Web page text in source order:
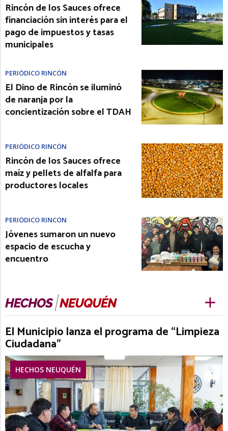
Rincón de los Sauces ofrece
financiación sin interés para el
pago de impuestos y tasas
municipales
PERIÓDICO RINCÓN
El Dino de Rincón se iluminó
de naranja por la
concientización sobre el TDAH
PERIÓDICO RINCÓN
Rincón de los Sauces ofrece
maíz y pellets de alfalfa para
productores locales
PERIÓDICO RINCÓN
Jóvenes sumaron un nuevo
espacio de escucha y
encuentro
El Municipio lanza el programa de “Limpieza
Ciudadana”
HECHOS NEUQUÉN